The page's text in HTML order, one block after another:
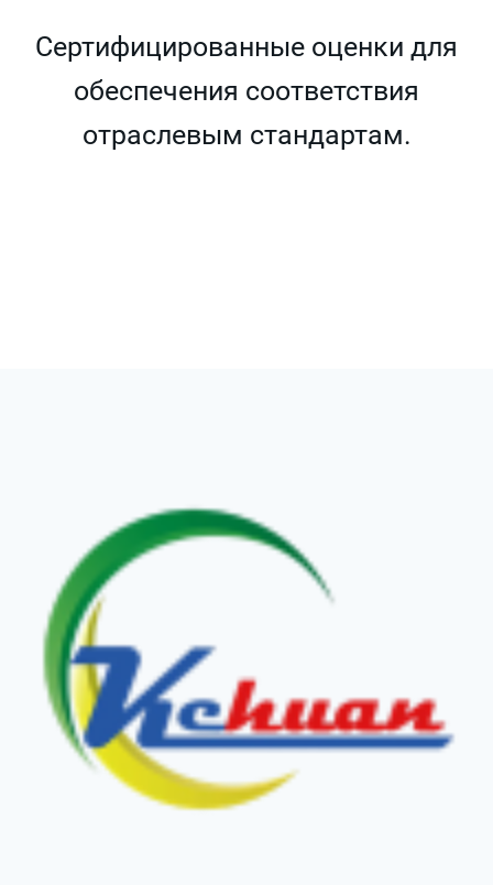
Сертифицированные оценки для
обеспечения соответствия
отраслевым стандартам.